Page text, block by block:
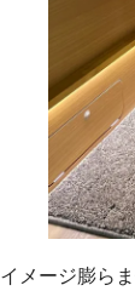
イメージ膨ら